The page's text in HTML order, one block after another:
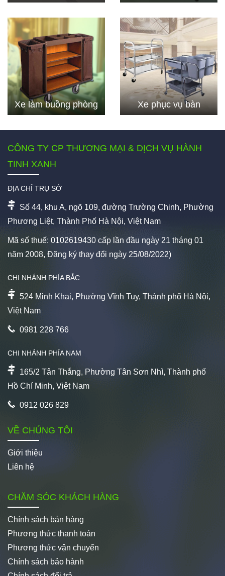
Xe làm buồng phòng Xe phục vụ bàn
CÔNG TY CP THƯƠNG MẠI & DỊCH VỤ HÀNH
TINH XANH
ĐỊA CHỈ TRỤ SỞ
Số 44, khu A, ngõ 109, đường Trường Chinh, Phường
Phương Liệt, Thành Phố Hà Nội, Việt Nam
Mã số thuế: 0102619430 cấp lần đầu ngày 21 tháng 01
năm 2008, Đăng ký thay đổi ngày 25/08/2022)
CHI NHÁNH PHÍA BẮC
524 Minh Khai, Phường Vĩnh Tuy, Thành phố Hà Nội,
Việt Nam
0981 228 766
CHI NHÁNH PHÍA NAM
165/2 Tân Thắng, Phường Tân Sơn Nhì, Thành phố
Hồ Chí Minh, Việt Nam
0912 026 829
VỀ CHÚNG TÔI
Giới thiệu
Liên hệ
CHĂM SÓC KHÁCH HÀNG
Chính sách bán hàng
Phương thức thanh toán
Phương thức vận chuyển
Chính sách bảo hành